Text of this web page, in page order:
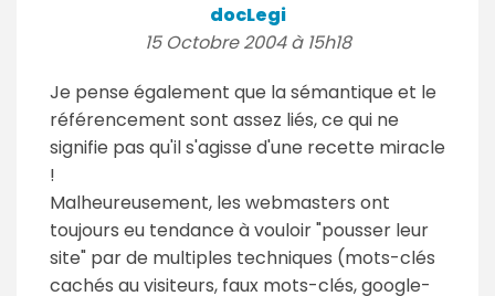
docLegi
15 Octobre 2004 à 15h18
Je pense également que la sémantique et le
référencement sont assez liés, ce qui ne
signifie pas qu'il s'agisse d'une recette miracle
!
Malheureusement, les webmasters ont
toujours eu tendance à vouloir "pousser leur
site" par de multiples techniques (mots-clés
cachés au visiteurs, faux mots-clés, google-